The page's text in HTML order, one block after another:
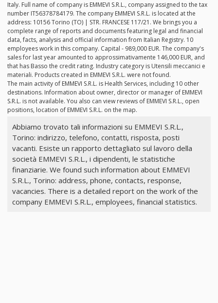
Italy. Full name of company is EMMEVI S.R.L., company assigned to the tax
number IT56378784179. The company EMMEVI S.R.L. is located at the
address: 10156 Torino (TO) | STR. FRANCESE 117/21. We brings you a
complete range of reports and documents featuring legal and financial
data, facts, analysis and official information from Italian Registry. 10
employees work in this company. Capital - 989,000 EUR. The company's
sales for last year amounted to approssimativamente 146,000 EUR, and
that has Basso the credit rating. Industry category is Utensili meccanici e
materiali. Products created in EMMEVI S.R.L. were not found.
The main activity of EMMEVI S.R.L. is Health Services, including 10 other
destinations. Information about owner, director or manager of EMMEVI
S.R.L. is not available. You also can view reviews of EMMEVI S.R.L., open
positions, location of EMMEVI S.R.L. on the map.
Abbiamo trovato tali informazioni su EMMEVI S.R.L.,
Torino: indirizzo, telefono, contatti, risposta, posti
vacanti. Esiste un rapporto dettagliato sul lavoro della
società EMMEVI S.R.L., i dipendenti, le statistiche
finanziarie. We found such information about EMMEVI
S.R.L., Torino: address, phone, contacts, response,
vacancies. There is a detailed report on the work of the
company EMMEVI S.R.L., employees, financial statistics.